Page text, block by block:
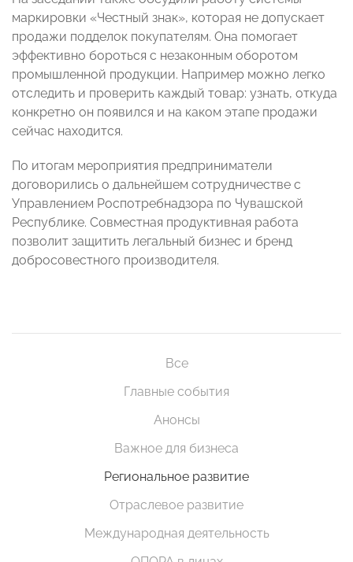
маркировки «Честный знак», которая не допускает
продажи подделок покупателям. Она помогает
эффективно бороться с незаконным оборотом
промышленной продукции. Например можно легко
отследить и проверить каждый товар: узнать, откуда
конкретно он появился и на каком этапе продажи
сейчас находится.
По итогам мероприятия предприниматели
договорились о дальнейшем сотрудничестве с
Управлением Роспотребнадзора по Чувашской
Республике. Совместная продуктивная работа
позволит защитить легальный бизнес и бренд
добросовестного производителя.
Все
Главные события
Анонсы
Важное для бизнеса
Региональное развитие
Отраслевое развитие
Международная деятельность